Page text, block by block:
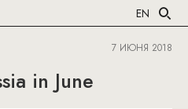
EN
7 ИЮНЯ 2018
in June